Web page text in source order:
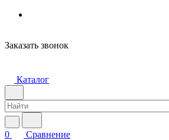
Заказать звонок
Каталог
0
Сравнение